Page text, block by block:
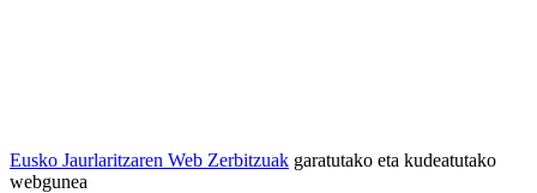
Eusko Jaurlaritzaren Web Zerbitzuak garatutako eta kudeatutako
webgunea